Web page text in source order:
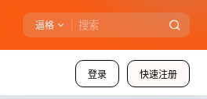
逼格
登录 快速注册